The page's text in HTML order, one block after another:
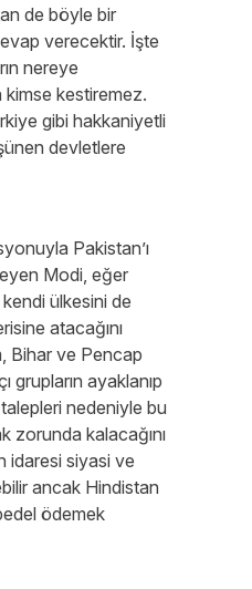
de böyle bir
verecektir. İşte
nereye
kestiremez.
gibi hakkaniyetli
devletlere
Pakistan’ı
Modi, eğer
ülkesini de
atacağını
Bihar ve Pencap
grupların ayaklanıp
nedeniyle bu
zorunda kalacağını
idaresi siyasi ve
ancak Hindistan
ödemek